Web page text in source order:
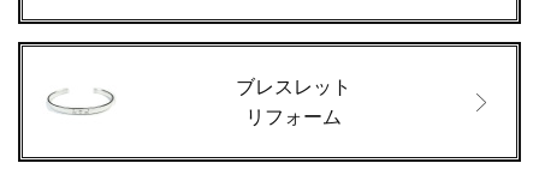
ブレスレット
リフォーム